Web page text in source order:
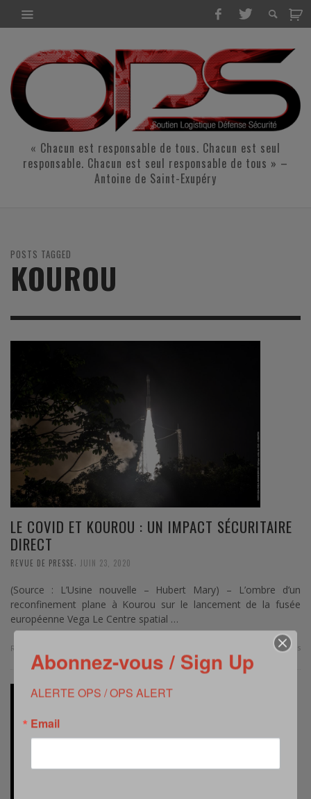
« Chacun est responsable de tous. Chacun est seul
responsable. Chacun est seul responsable de tous » –
Antoine de Saint-Exupéry
POSTS TAGGED
KOUROU
LE COVID ET KOUROU : UN IMPACT SÉCURITAIRE
DIRECT
REVUE DE PRESSE, JUIN 23, 2020
(Source : L’Usine nouvelle – Hubert Mary) – L’ombre d’un
reconfinement plane à Kourou sur le lancement de la fusée
européenne Vega Le Centre spatial …
Read more 0 Comments
Abonnez-vous / Sign Up
ALERTE OPS / OPS ALERT
Email